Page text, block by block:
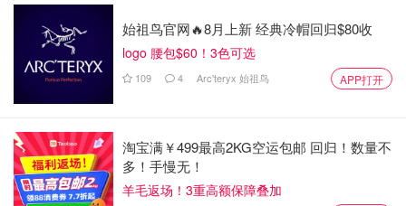
始祖鸟官网🔥8月上新 经典冷帽回归$80收
logo 腰包$60！3色可选
109 4 Arc'teryx 始祖鸟 APP打开
淘宝满￥499最高2KG空运包邮 回归！数量不
多！手慢无！
羊毛返场！3重高额保障叠加